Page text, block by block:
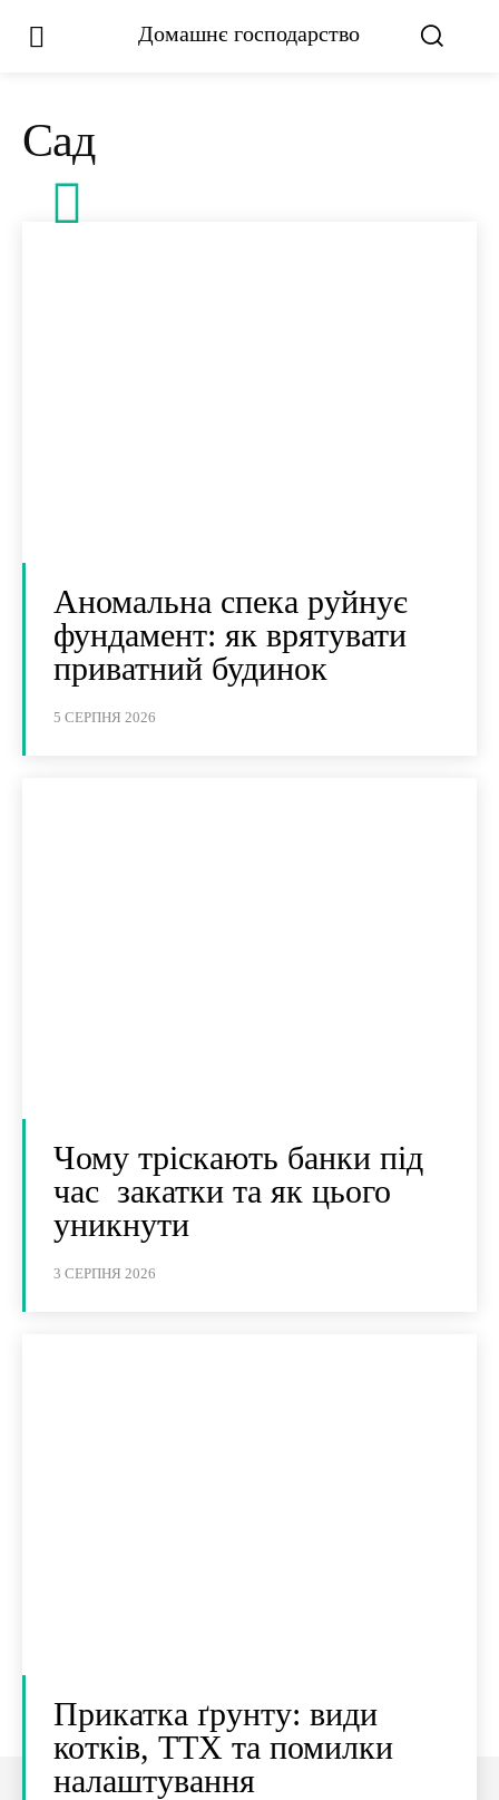
Домашнє господарство
Сад
Аномальна спека руйнує
фундамент: як врятувати
приватний будинок
5 СЕРПНЯ 2026
Чому тріскають банки під
час закатки та як цього
уникнути
3 СЕРПНЯ 2026
Прикатка ґрунту: види
котків, ТТХ та помилки
налаштування